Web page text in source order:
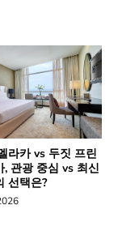
라카 vs 두짓 프린
, 관광 중심 vs 최신
선택은?